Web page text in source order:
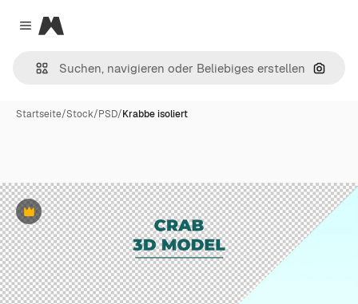
Close menu
Magnific
Nach
Startseite/Stock/PSD/Krabbe isoliert
Premium